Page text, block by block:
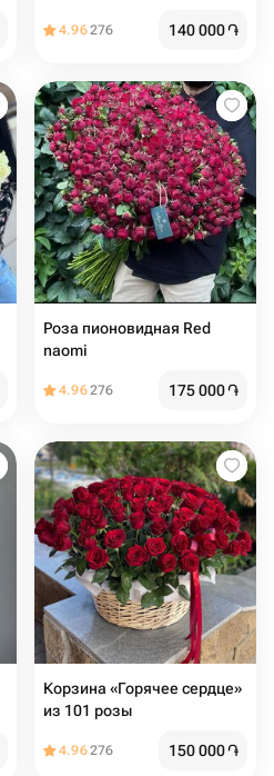
4.96276 140 000֏
Роза пионовидная Red
naomi
4.96276 175 000֏
Корзина «Горячее сердце»
из 101 розы
4.96276 150 000֏